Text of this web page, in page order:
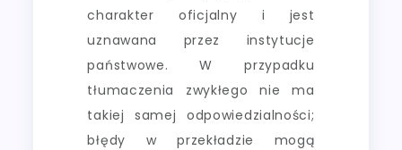
charakter oficjalny i jest
uznawana przez instytucje
państwowe. W przypadku
tłumaczenia zwykłego nie ma
takiej samej odpowiedzialności;
błędy w przekładzie mogą